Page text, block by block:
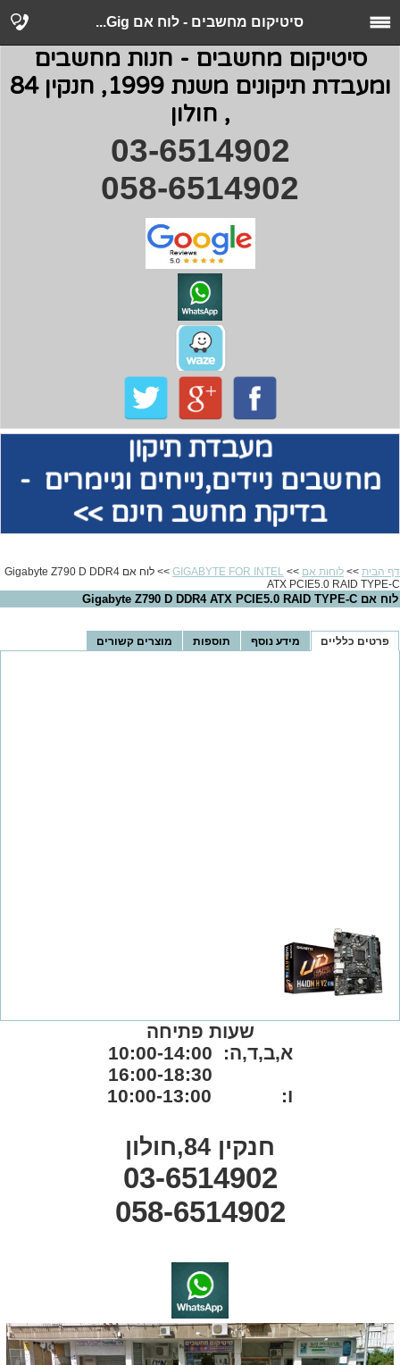
סיטיקום מחשבים - לוח אם Gig...
סיטיקום מחשבים - חנות מחשבים
ומעבדת תיקונים משנת 1999, חנקין 84
, חולון
03-6514902
058-6514902
מעבדת תיקון
מחשביםניידים,נייחים וגיימרים -
בדיקת מחשב חינם >>
דף הבית >> לוחות אם >>
GIGABYTE FOR INTEL
>> לוח אם Gigabyte Z790 D DDR4
ATX PCIE5.0 RAID TYPE-C
לוח אם Gigabyte Z790 D DDR4 ATX PCIE5.0 RAID TYPE-C
פרטים כלליים מידע נוסף תוספות מוצרים קשורים
שעות פתיחה
א,ב,ד,ה: 10:00-14:00
ו: 10:00-13:00
חנקין 84,חולון
03-6514902
058-6514902